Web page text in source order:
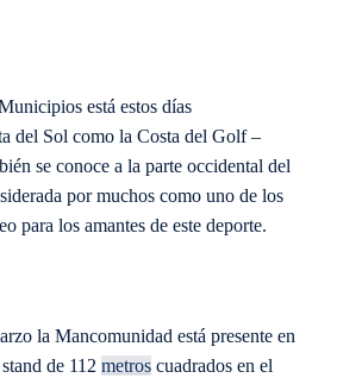
está estos días
del Sol como la Costa del Golf –
se conoce a la parte occidental del
por muchos como uno de los
para los amantes de este deporte.
la Mancomunidad está presente en
de 112 metros cuadrados en el